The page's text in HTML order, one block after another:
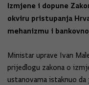
Izmjene i dopune
okviru pristupanja
mehanizmu i
Ministar uprave Ivan
prijedlogu zakona o
ustanovama istaknuo